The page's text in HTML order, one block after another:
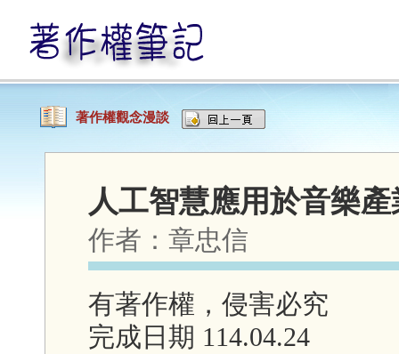
著作權觀念漫談
人工智慧應用於音樂
作者： 章忠信
有著作權，侵害必究
完成日期 114.04.24